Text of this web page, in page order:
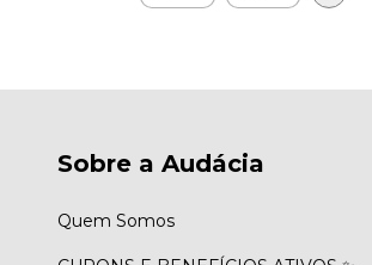
Sobre a Audácia
Quem Somos